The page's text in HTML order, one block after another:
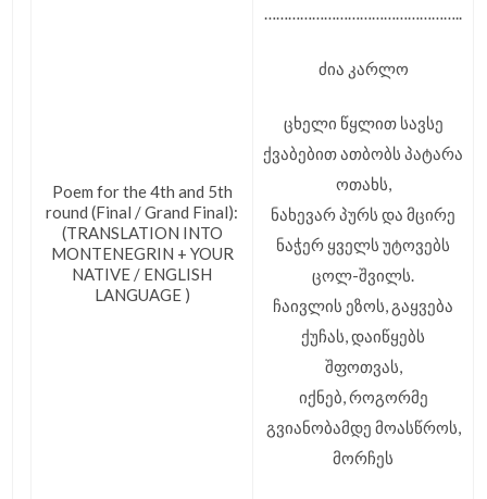
Poem for the 4th and 5th
round (Final / Grand Final):
(TRANSLATION INTO
MONTENEGRIN + YOUR
NATIVE / ENGLISH
LANGUAGE )
…………………………………………..
ძია კარლო
ცხელი წყლით სავსე
ქვაბებით ათბობს პატარა
ოთახს,
ნახევარ პურს და მცირე
ნაჭერ ყველს უტოვებს
ცოლ-შვილს.
ჩაივლის ეზოს, გაყვება
ქუჩას, დაიწყებს
შფოთვას,
იქნებ, როგორმე
გვიანობამდე მოასწროს,
მორჩეს